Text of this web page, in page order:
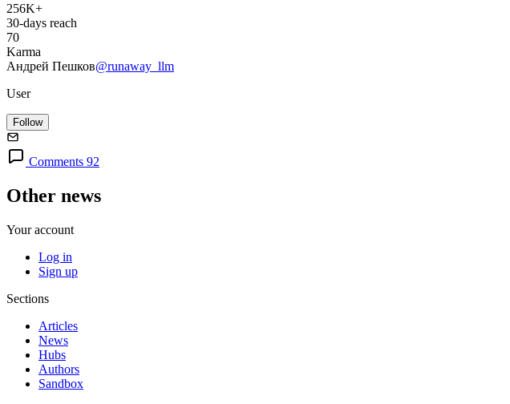
256K+
30-days reach
70
Karma
Андрей Пешков@runaway_llm
User
Follow
Comments 92
Other news
Your account
Log in
Sign up
Sections
Articles
News
Hubs
Authors
Sandbox